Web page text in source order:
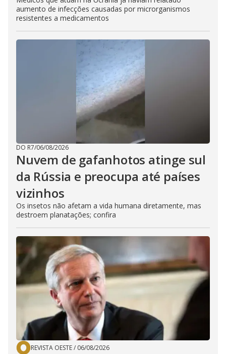
aumento de infecções causadas por microrganismos
resistentes a medicamentos
DO R7/06/08/2026
Nuvem de gafanhotos atinge sul
da Rússia e preocupa até países
vizinhos
Os insetos não afetam a vida humana diretamente, mas
destroem planatações; confira
REVISTA OESTE/ 06/08/2026